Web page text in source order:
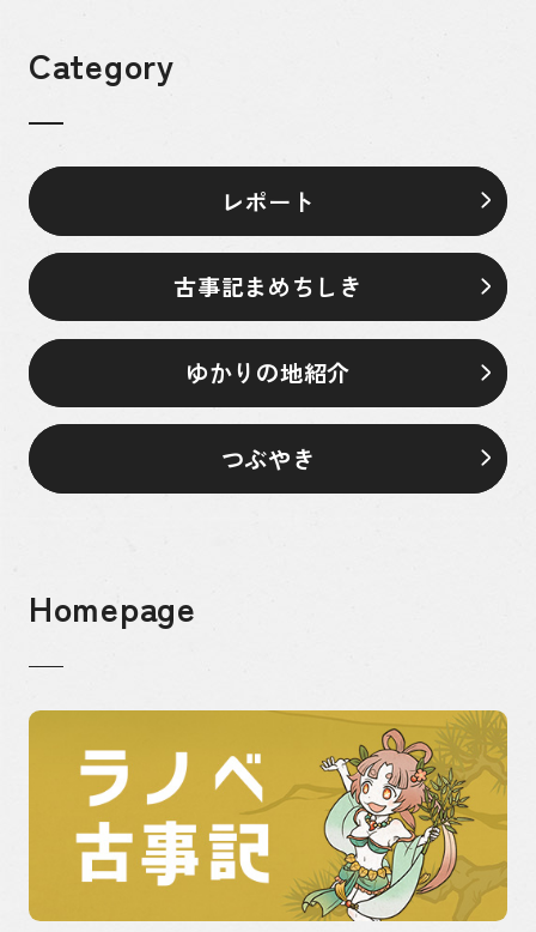
Category
レポート
古事記まめちしき
ゆかりの地紹介
つぶやき
Homepage